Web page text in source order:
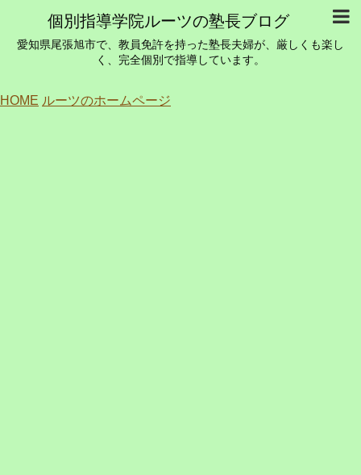
個別指導学院ルーツの塾長ブログ
愛知県尾張旭市で、教員免許を持った塾長夫婦が、厳しくも楽し
く、完全個別で指導しています。
HOME ルーツのホームページ